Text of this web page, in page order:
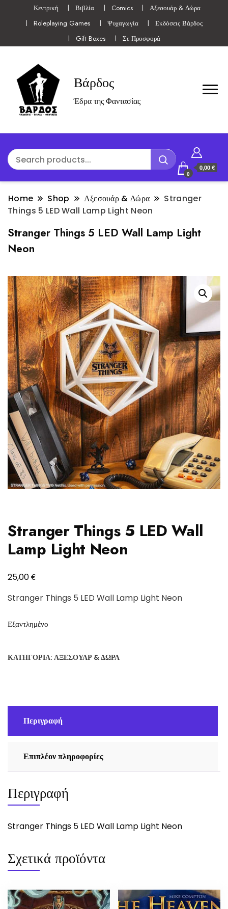
Κεντρική Βιβλία Comics
Αξεσουάρ & Δώρα
Roleplaying Games
Ψυχαγωγία
Εκδόσεις Βάρδος
Gift Boxes
Σε Προσφορά
Βάρδος
Έδρα της Φαντασίας
0
0,00 €
Home Shop Αξεσουάρ & Δώρα
Stranger
Things 5 LED Wall Lamp Light Neon
Stranger Things 5 LED Wall Lamp Light
Neon
Stranger Things 5 LED Wall
Lamp Light Neon
25,00€
Stranger Things 5 LED Wall Lamp Light Neon
Εξαντλημένο
ΚΑΤΗΓΟΡΊΑ: ΑΞΕΣΟΥΆΡ & ΔΏΡΑ
Περιγραφή
Επιπλέον πληροφορίες
Περιγραφή
Stranger Things 5 LED Wall Lamp Light Neon
Σχετικά προϊόντα